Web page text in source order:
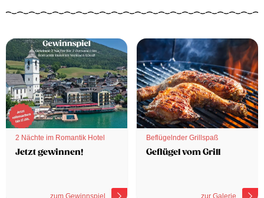
2 Nächte im Romantik Hotel
Jetzt gewinnen!
zum Gewinnspiel
Beflügelnder Grillspaß
Geflügel vom Grill
zur Galerie